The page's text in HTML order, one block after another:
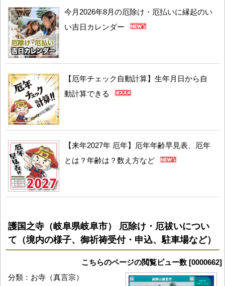
今月2026年8月の厄除け・厄払いに縁起のい
い吉日カレンダー
【厄年チェック自動計算】生年月日から自
動計算できる
【来年2027年 厄年】厄年年齢早見表、厄年
とは？年齢は？数え方など
護国之寺（岐阜県岐阜市） 厄除け・厄祓いについ
て（境内の様子、御祈祷受付・申込、駐車場など）
こちらのページの閲覧ビュー数 [0000662]
分類：お寺（真言宗）